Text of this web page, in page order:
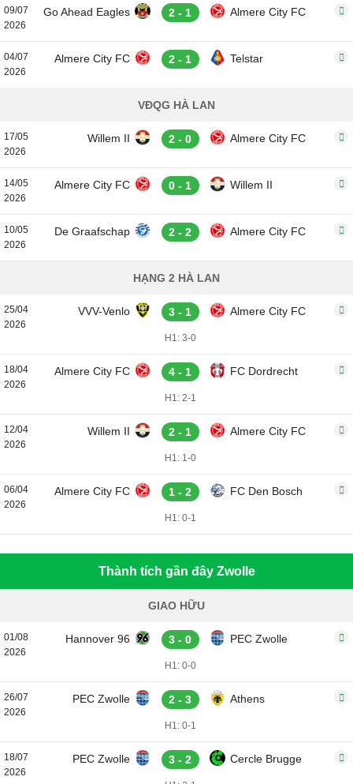
09/07
2026
Go Ahead Eagles 2 - 1 Almere City FC
04/07
2026
Almere City FC 2 - 1 Telstar
VĐQG HÀ LAN
17/05
2026
Willem II 2 - 0 Almere City FC
14/05
2026
Almere City FC 0 - 1 Willem II
10/05
2026
De Graafschap 2 - 2 Almere City FC
HẠNG 2 HÀ LAN
25/04
2026
VVV-Venlo 3 - 1 Almere City FC
H1: 3-0
18/04
2026
Almere City FC 4 - 1 FC Dordrecht
H1: 2-1
12/04
2026
Willem II 2 - 1 Almere City FC
H1: 1-0
06/04
2026
Almere City FC 1 - 2 FC Den Bosch
H1: 0-1
Thành tích gần đây Zwolle
GIAO HỮU
01/08
2026
Hannover 96 3 - 0 PEC Zwolle
H1: 0-0
26/07
2026
PEC Zwolle 2 - 3 Athens
H1: 0-1
18/07
2026
PEC Zwolle 3 - 2 Cercle Brugge